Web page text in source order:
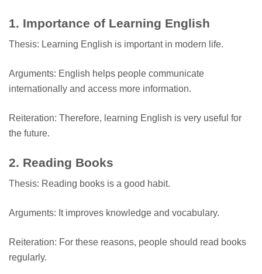
1. Importance of Learning English
Thesis: Learning English is important in modern life.
Arguments: English helps people communicate
internationally and access more information.
Reiteration: Therefore, learning English is very useful for
the future.
2. Reading Books
Thesis: Reading books is a good habit.
Arguments: It improves knowledge and vocabulary.
Reiteration: For these reasons, people should read books
regularly.